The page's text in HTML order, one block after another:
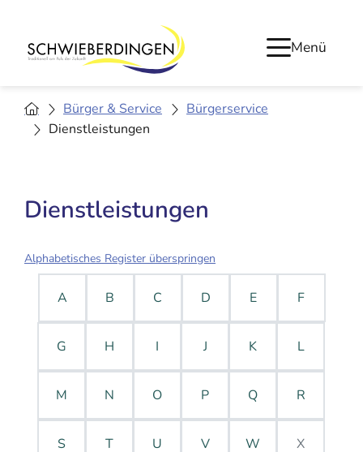
Menü
Bürger & Service
Bürgerservice
Dienstleistungen
Dienstleistungen
Alphabetisches Register überspringen
A B C D E F
G H I J K L
M N O P Q R
S T U V W X